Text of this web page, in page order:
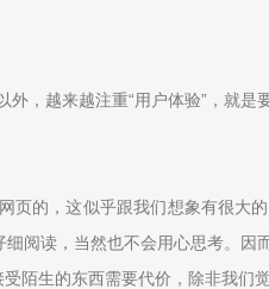
，越来越注重“用户体验”，就
页的，这似乎跟我们想象有很大
阅读，当然也不会用心思考。因
陌生的东西需要代价，除非我们